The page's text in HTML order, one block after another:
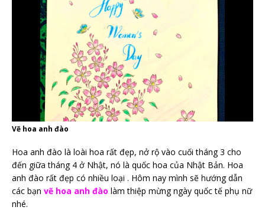
Vẽ hoa anh đào
Hoa anh đào là loài hoa rất đẹp, nở rộ vào cuối tháng 3 cho
đến giữa tháng 4 ở Nhật, nó là quốc hoa của Nhật Bản. Hoa
anh đào rất đẹp có nhiều loại . Hôm nay mình sẽ hướng dẫn
các bạn vẽ hoa anh đào làm thiệp mừng ngày quốc tế phụ nữ
nhé.